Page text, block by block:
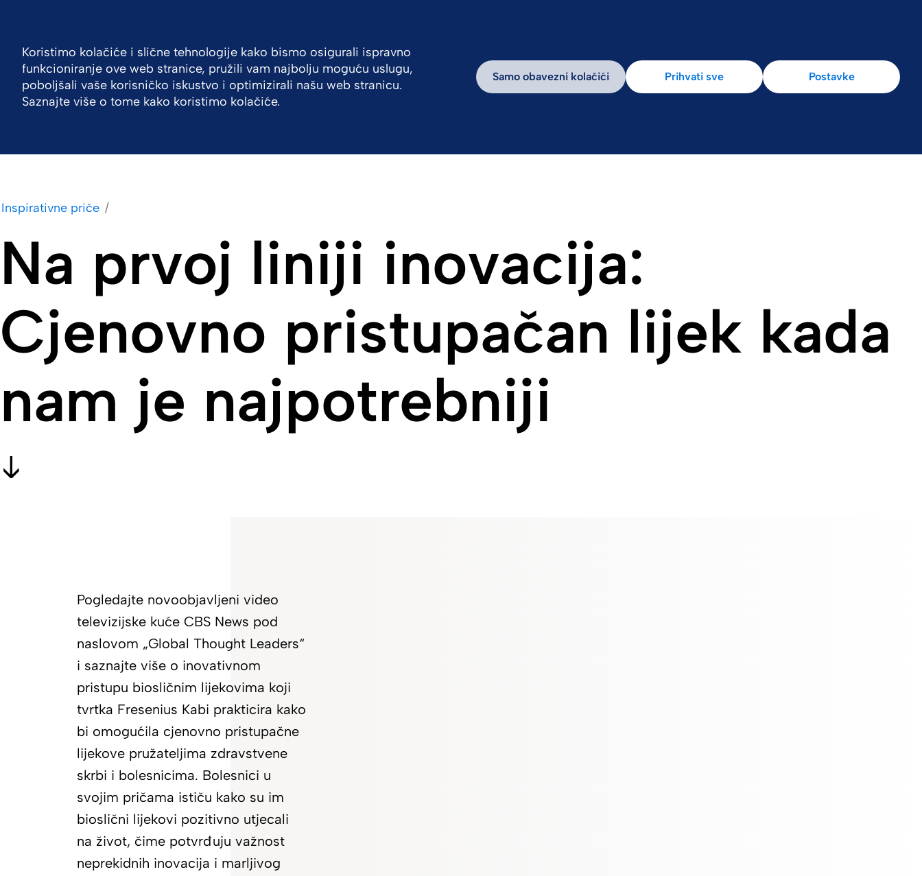
Tvrtka Portfelj Radite s nama Inspirativne priče Održivost
Inspirativne priče
Na prvoj liniji inovacija:
Cjenovno pristupačan lijek kada
nam je najpotrebniji
Pogledajte novoobjavljeni video
televizijske kuće CBS News pod
naslovom „Global Thought Leaders“
i saznajte više o inovativnom
pristupu biosličnim lijekovima koji
tvrtka Fresenius Kabi prakticira kako
bi omogućila cjenovno pristupačne
lijekove pružateljima zdravstvene
skrbi i bolesnicima. Bolesnici u
svojim pričama ističu kako su im
bioslični lijekovi pozitivno utjecali
na život, čime potvrđuju važnost
neprekidnih inovacija i marljivog
Koristimo kolačiće i slične tehnologije kako bismo osigurali ispravno
funkcioniranje ove web stranice, pružili vam najbolju moguću uslugu,
poboljšali vaše korisničko iskustvo i optimizirali našu web stranicu.
Saznajte više o tome kako koristimo kolačiće.
Samo obavezni kolačići Prihvati sve Postavke